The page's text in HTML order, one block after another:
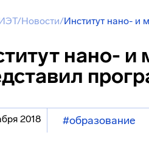
/Новости/Институт нано- и
нано- и
2018 #образование